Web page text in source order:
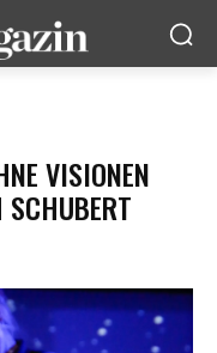
VISIONEN